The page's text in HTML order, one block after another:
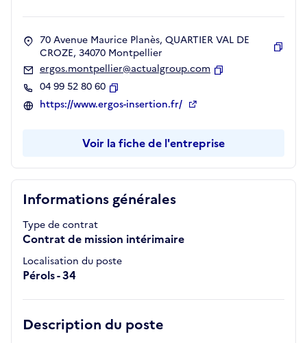
Informations générales
Type de contrat
Contrat de mission intérimaire
Localisation du poste
Pérols - 34
Description du poste
70 Avenue Maurice Planès, QUARTIER VAL DE
CROZE, 34070 Montpellier
ergos.montpellier@actualgroup.com
04 99 52 80 60
Copier
https://www.ergos-insertion.fr/
Voir la fiche de l'entreprise